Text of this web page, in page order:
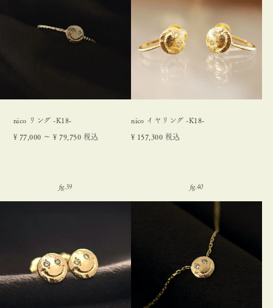
nico リング -K18-
¥ 77,000 〜 ¥ 79,750 税込
nico イヤリング -K18-
¥ 157,300 税込